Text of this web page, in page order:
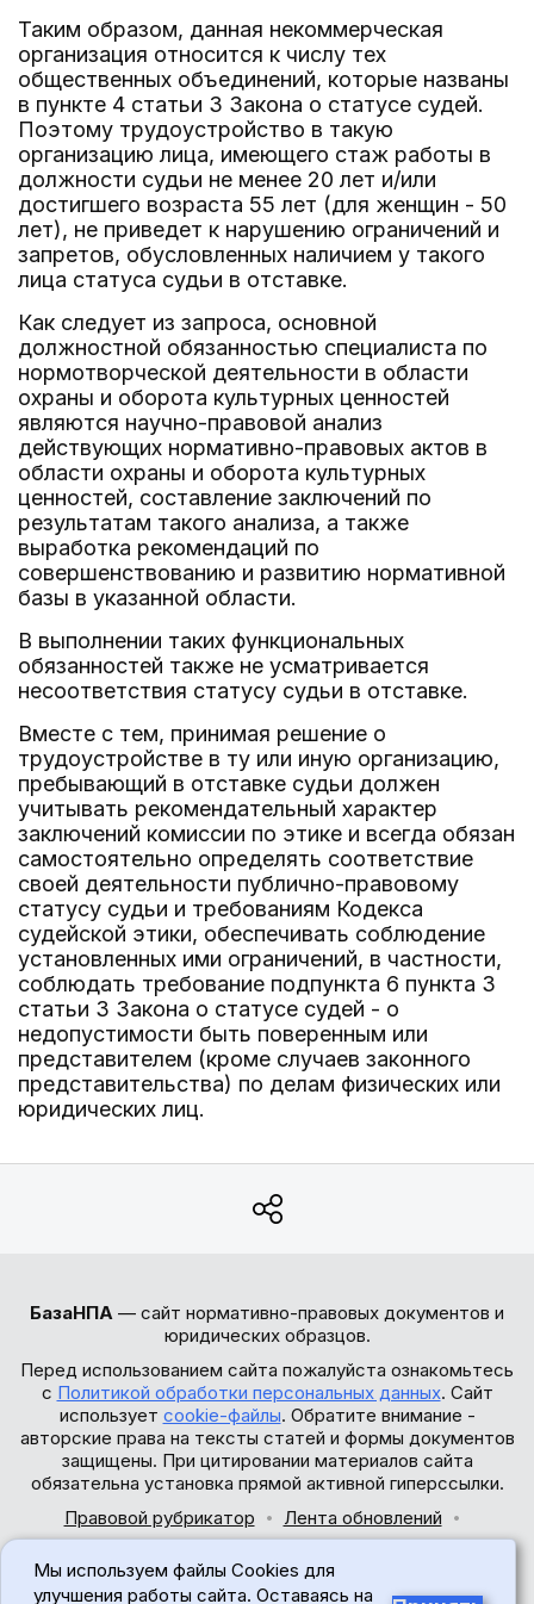
Таким образом, данная некоммерческая
организация относится к числу тех
общественных объединений, которые названы
в пункте 4 статьи 3 Закона о статусе судей.
Поэтому трудоустройство в такую
организацию лица, имеющего стаж работы в
должности судьи не менее 20 лет и/или
достигшего возраста 55 лет (для женщин - 50
лет), не приведет к нарушению ограничений и
запретов, обусловленных наличием у такого
лица статуса судьи в отставке.
Как следует из запроса, основной
должностной обязанностью специалиста по
нормотворческой деятельности в области
охраны и оборота культурных ценностей
являются научно-правовой анализ
действующих нормативно-правовых актов в
области охраны и оборота культурных
ценностей, составление заключений по
результатам такого анализа, а также
выработка рекомендаций по
совершенствованию и развитию нормативной
базы в указанной области.
В выполнении таких функциональных
обязанностей также не усматривается
несоответствия статусу судьи в отставке.
Вместе с тем, принимая решение о
трудоустройстве в ту или иную организацию,
пребывающий в отставке судьи должен
учитывать рекомендательный характер
заключений комиссии по этике и всегда обязан
самостоятельно определять соответствие
своей деятельности публично-правовому
статусу судьи и требованиям Кодекса
судейской этики, обеспечивать соблюдение
установленных ими ограничений, в частности,
соблюдать требование подпункта 6 пункта 3
статьи 3 Закона о статусе судей - о
недопустимости быть поверенным или
представителем (кроме случаев законного
представительства) по делам физических или
юридических лиц.
БазаНПА — сайт нормативно-правовых документов и
юридических образцов.
Перед использованием сайта пожалуйста ознакомьтесь
с Политикой обработки персональных данных. Сайт
использует cookie-файлы. Обратите внимание -
авторские права на тексты статей и формы документов
защищены. При цитировании материалов сайта
обязательна установка прямой активной гиперссылки.
Правовой рубрикатор
Лента обновлений
© 2017-2026
Мы используем файлы Cookies для
улучшения работы сайта. Оставаясь на